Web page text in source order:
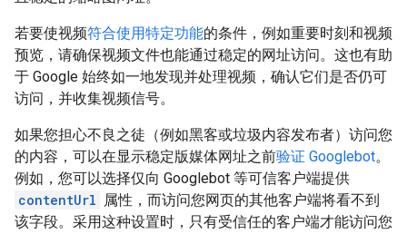
若要使视频符合使用特定功能的条件，例如重要时刻和视频
预览，请确保视频文件也能通过稳定的网址访问。这也有助
于 Google 始终如一地发现并处理视频，确认它们是否仍可
访问，并收集视频信号。
如果您担心不良之徒（例如黑客或垃圾内容发布者）访问您
的内容，可以在显示稳定版媒体网址之前验证 Googlebot。
例如，您可以选择仅向 Googlebot 等可信客户端提供
contentUrl 属性，而访问您网页的其他客户端将看不到
该字段。采用这种设置时，只有受信任的客户端才能访问您